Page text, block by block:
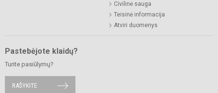
Civilinė sauga
Teisinė informacija
Atviri duomenys
Pastebėjote klaidų?
Turite pasiūlymų?
RAŠYKITE